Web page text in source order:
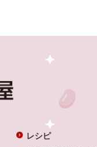
レシピ